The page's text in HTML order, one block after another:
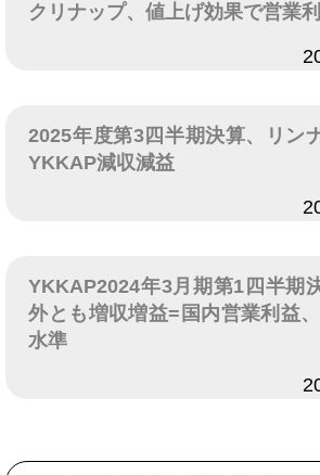
クリナップ、値上げ効果で営業
2025年度第3四半期決算、リン
YKKAP減収減益
YKKAP2024年3月期第1四半期
外とも増収増益=国内営業利益
水準